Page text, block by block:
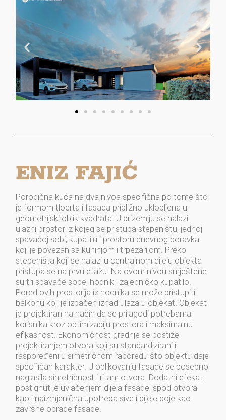
ENIZ FAJIĆ
Porodična kuća na dva nivoa specifična po tome što
je formom tlocrta i fasada približno uklopljena u
geometrijski oblik kvadrata. U prizemlju se nalazi
ulazni prostor iz kojeg se pristupa stepeništu, jednoj
spavaćoj sobi, kupatilu i prostoru dnevnog boravka
koji je povezan sa kuhinjom i trpezarijom. Preko
stepeništa koji se nalazi u centralnom dijelu objekta
pristupa se na prvu etažu. Na ovom nivou smještene
su tri spavaće sobe, hodnik i zajedničko kupatilo.
Pored ovih prostorija iz hodnika se može pristupiti
balkonu koji je izbačen iznad ulaza u objekat. Objekat
je projektiran na način da se prilagodi potrebama
korisnika kroz optimizaciju prostora i maksimalnu
efikasnost. Ekonomičnost gradnje se postiže
projektiranjem otvora koji su standardizirani i
raspoređeni u simetričnom raporedu što objektu daje
specifičan karakter. U oblikovanju fasade se posebno
naglasila simetričnost i ritam otvora. Dodatni efekat
postignut je uvlačenjem dijela fasade ispod otvora
kao i naizmjenična upotreba sive i bijele boje kao
završne obrade fasade.